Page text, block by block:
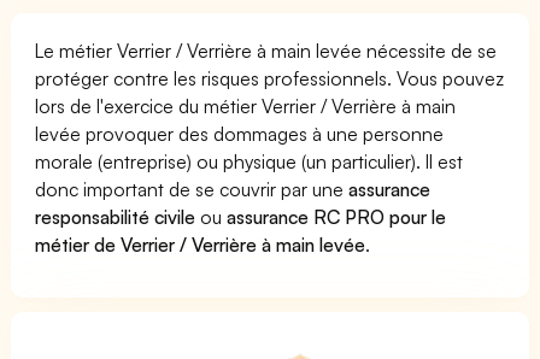
Le métier Verrier / Verrière à main levée nécessite de se
protéger contre les risques professionnels. Vous pouvez
lors de l'exercice du métier Verrier / Verrière à main
levée provoquer des dommages à une personne
morale (entreprise) ou physique (un particulier). Il est
donc important de se couvrir par uneassurance
responsabilité civile ouassurance RC PRO pour le
métier de Verrier / Verrière à main levée.